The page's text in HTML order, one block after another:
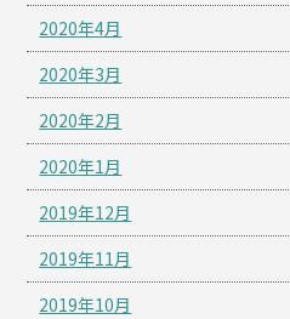
2020年4月
2020年3月
2020年2月
2020年1月
2019年12月
2019年11月
2019年10月